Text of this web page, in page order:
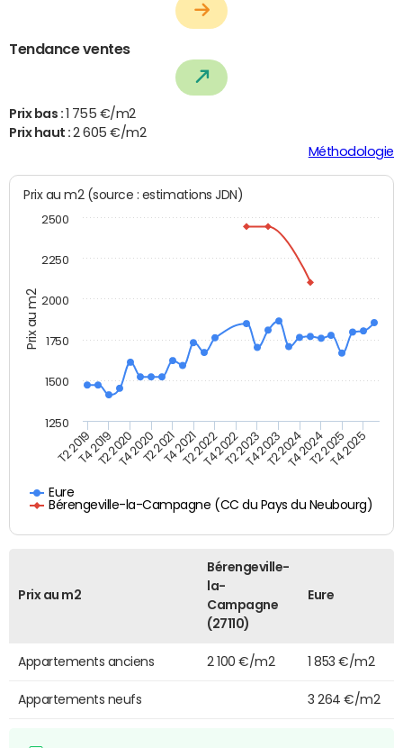
Tendance ventes
Prix bas : 1 755 €/m2
Prix haut :2 605 €/m2
Méthodologie
Prix au m2
Prix au m2 (source : estimations JDN)
Eure
Bérengeville-la-Campagne (CC du Pays du Neubourg)
T2 2019T4 2019T2 2020T4 2020T2 2021T4 2021T2 2022T4 2022T2 2023T4 2023T2 2024T4 2024T2 2025T4 2025
1250
1500
1750
2000
2250
2500
Prix au m2
Bérengeville-
la-
Campagne
(27110)
Eure
Appartements anciens 2 100 €/m2 1 853 €/m2
Appartements neufs 3 264 €/m2